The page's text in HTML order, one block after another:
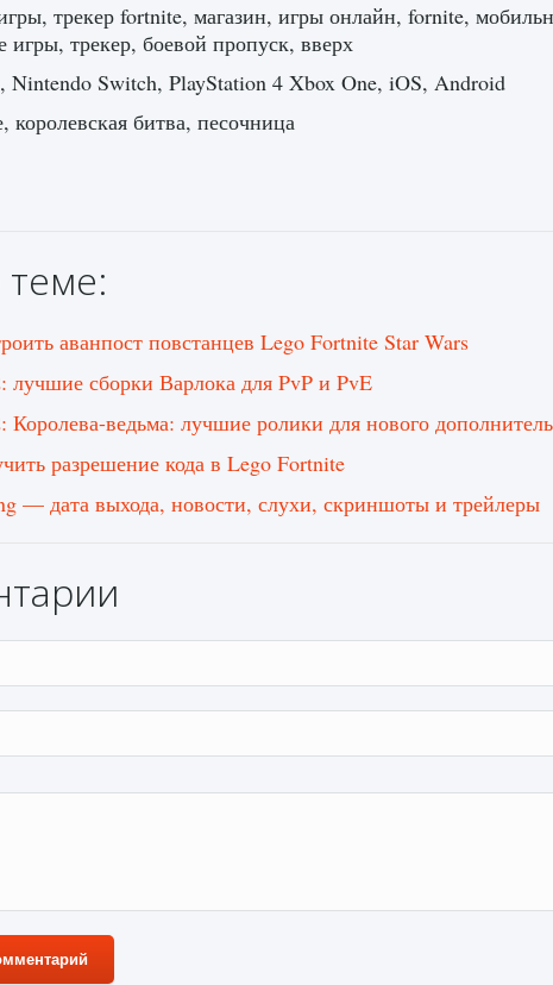
трекер fortnite, магазин, игры онлайн, fornite,
игры, трекер, боевой пропуск, вверх
Nintendo Switch, PlayStation 4 Xbox One, iOS, Android
битва, песочница
аванпост повстанцев Lego Fortnite Star Wars
лучшие сборки Варлока для PvP и PvE
Королева-ведьма: лучшие ролики для нового
разрешение кода в Lego Fortnite
— дата выхода, новости, слухи, скриншоты и трейлеры